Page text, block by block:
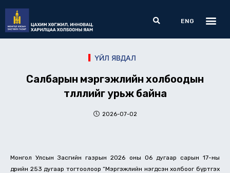
content
Search
ENG
ҮЙЛ ЯВДАЛ
Салбарын мэргэжлийн холбоодын
төлөөллийг урьж байна
2026-07-02
Монгол Улсын Засгийн газрын 2026 оны 06 дугаар сарын 17-ны
өдрийн 253 дугаар тогтоолоор “Мэргэжлийн нэгдсэн холбоог бүртгэх